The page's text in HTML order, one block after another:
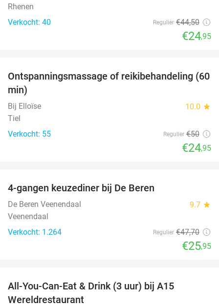
Rhenen
Verkocht: 40
Regulier €44,50
€24,95
50%
Ontspanningsmassage of reikibehandeling (60
min)
Bij Elloïse 10.0 star
Tiel
Verkocht: 55
Regulier €50
€24,95
4-gangen keuzediner bij De Beren
De Beren Veenendaal 9.7 star
Veenendaal
Verkocht: 1.264
Regulier €47,70
€25,95
All-You-Can-Eat & Drink (3 uur) bij A15
Wereldrestaurant